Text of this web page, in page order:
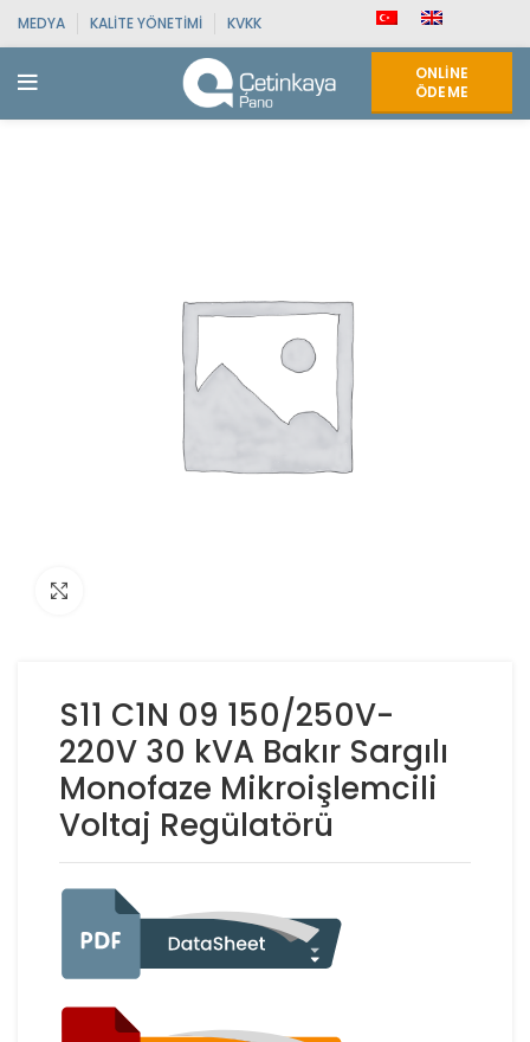
MEDYA KALITE YÖNETIMI KVKK
ONLINE
ÖDEME
S11 C1N 09 150/250V-
220V 30 kVA Bakır Sargılı
Monofaze Mikroişlemcili
Voltaj Regülatörü